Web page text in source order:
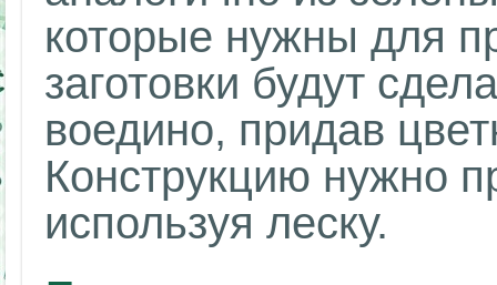
которые нужны для
заготовки будут
воедино, придав
Конструкцию нужно
используя леску.